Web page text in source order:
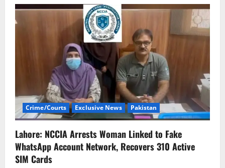
Crime/Courts Exclusive News Pakistan
Lahore: NCCIA Arrests Woman Linked to Fake
WhatsApp Account Network, Recovers 310 Active
SIM Cards